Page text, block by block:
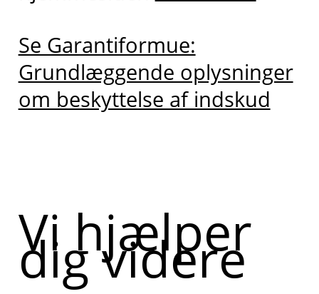
Se Garantiformue:
Grundlæggende oplysninger
om beskyttelse af indskud
Vi hjælper
dig videre